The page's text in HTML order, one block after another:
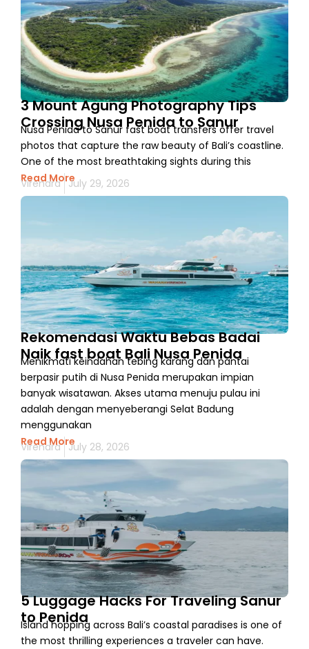
3 Mount Agung Photography Tips
Crossing Nusa Penida to Sanur
Nusa Penida to Sanur fast boat transfers offer travel
photos that capture the raw beauty of Bali’s coastline.
One of the most breathtaking sights during this
Read More
Virendra July 29, 2026
Rekomendasi Waktu Bebas Badai
Naik fast boat Bali Nusa Penida
Menikmati keindahan tebing karang dan pantai
berpasir putih di Nusa Penida merupakan impian
banyak wisatawan. Akses utama menuju pulau ini
adalah dengan menyeberangi Selat Badung
menggunakan
Read More
Virendra July 28, 2026
5 Luggage Hacks For Traveling Sanur
to Penida
Island hopping across Bali’s coastal paradises is one of
the most thrilling experiences a traveler can have.